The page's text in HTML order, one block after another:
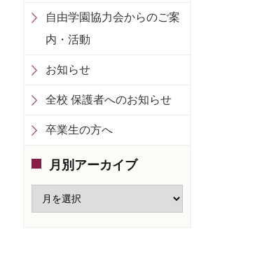
自由学園協力会からのご案
内・活動
お知らせ
全校 保護者へのお知らせ
卒業生の方へ
月別アーカイブ